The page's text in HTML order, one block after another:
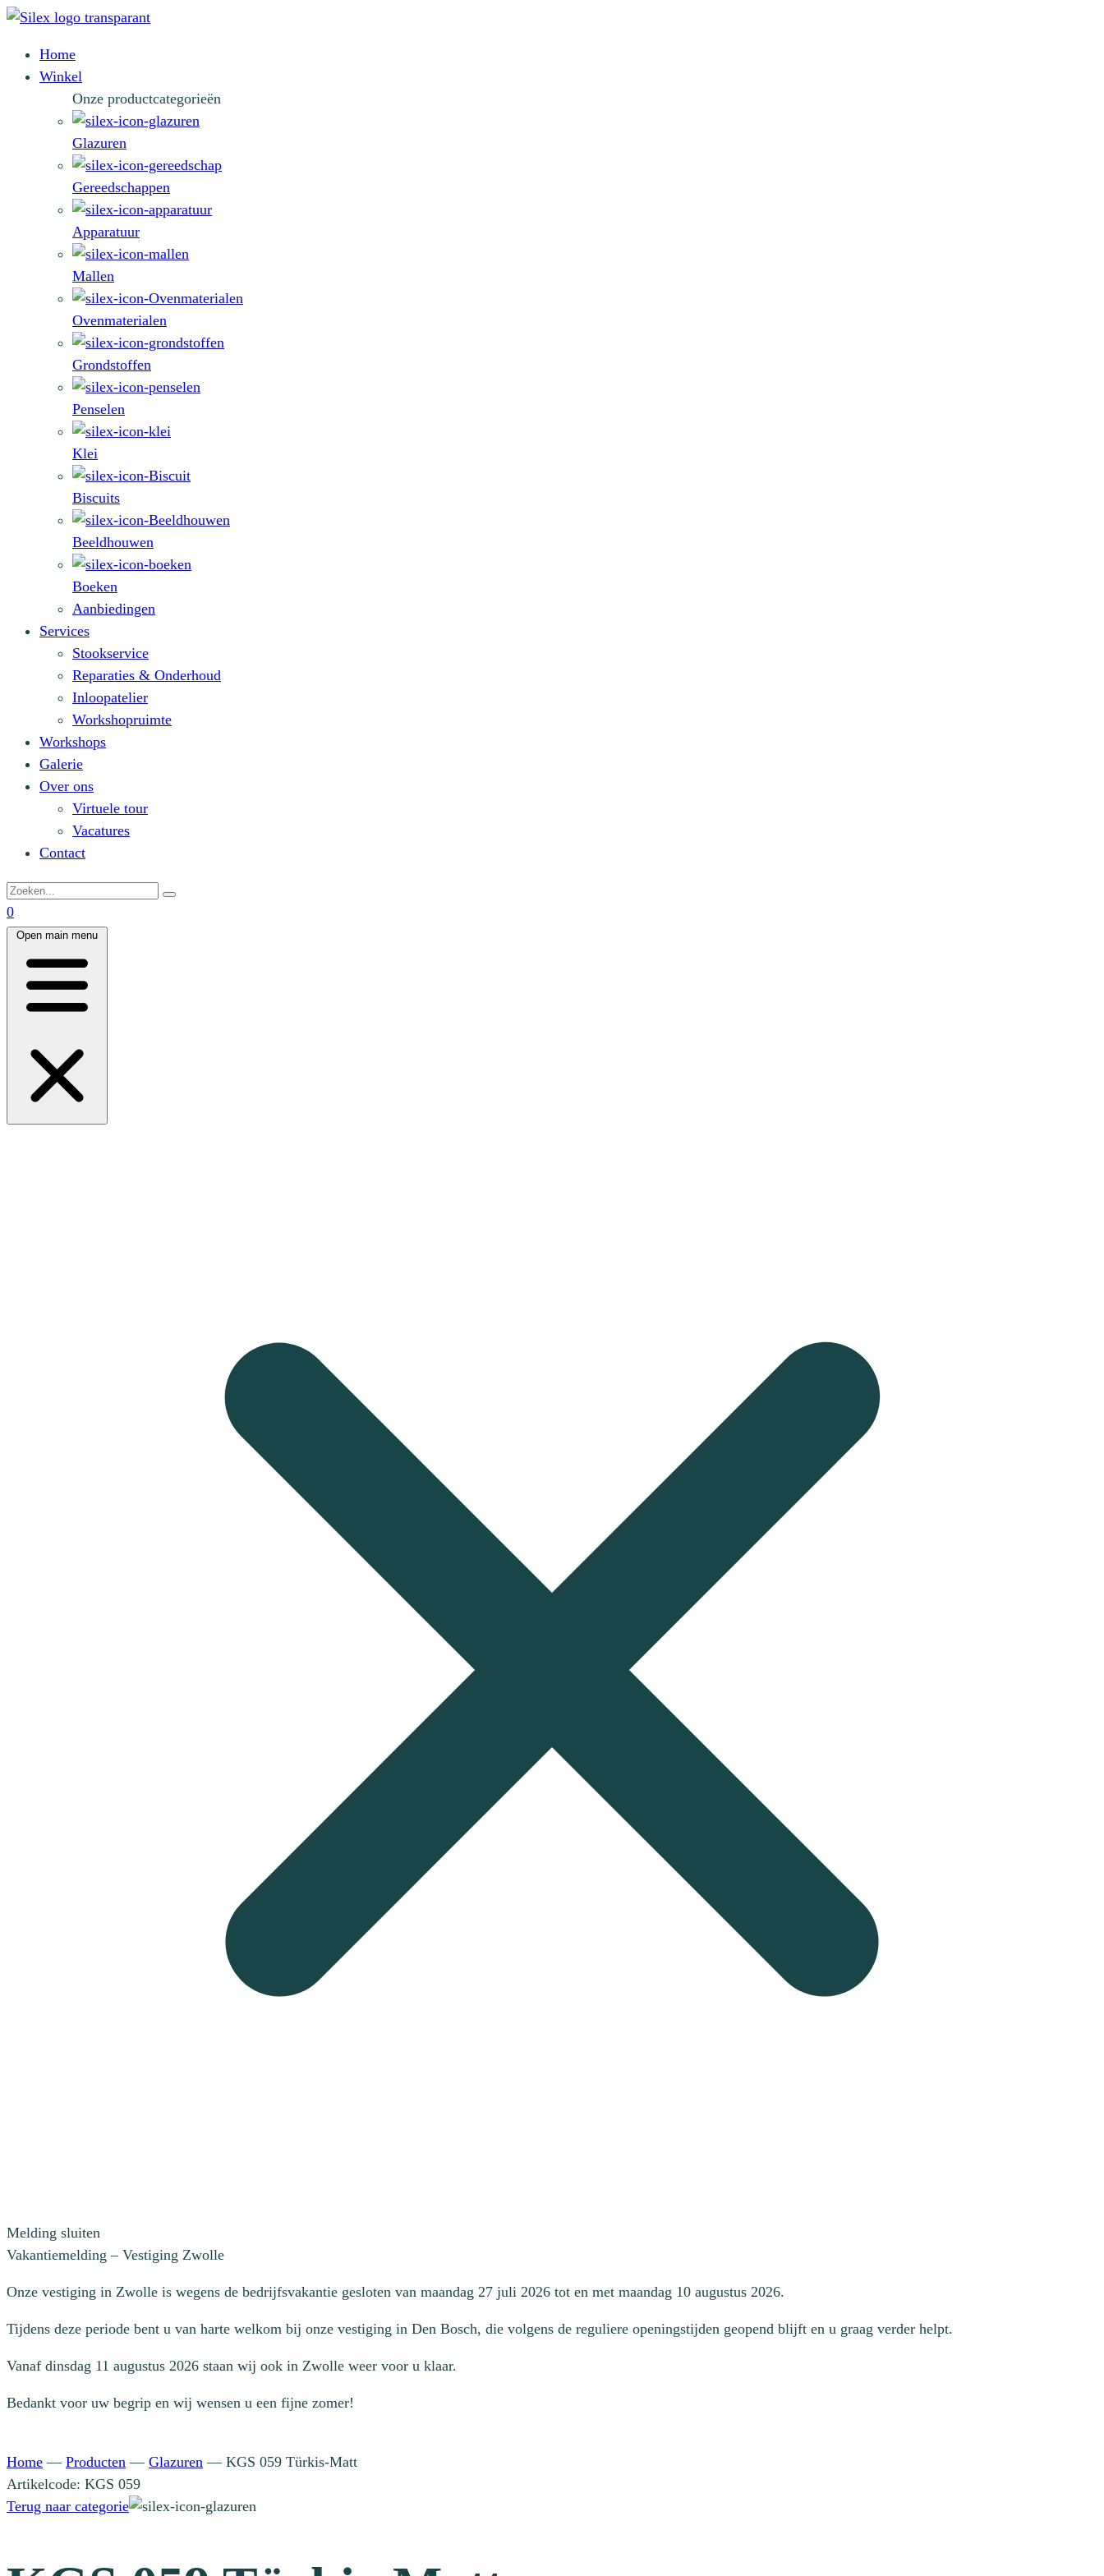
Home
Winkel
Onze productcategorieën
Glazuren
Gereedschappen
Apparatuur
Mallen
Ovenmaterialen
Grondstoffen
Penselen
Klei
Biscuits
Beeldhouwen
Boeken
Aanbiedingen
Services
Stookservice
Reparaties & Onderhoud
Inloopatelier
Workshopruimte
Workshops
Galerie
Over ons
Virtuele tour
Vacatures
Contact
0
Open main menu
Melding sluiten
Vakantiemelding – Vestiging Zwolle
Onze vestiging in Zwolle is wegens de bedrijfsvakantie gesloten van maandag 27 juli 2026 tot en met maandag 10 augustus 2026.
Tijdens deze periode bent u van harte welkom bij onze vestiging in Den Bosch, die volgens de reguliere openingstijden geopend blijft en u graag verder helpt.
Vanaf dinsdag 11 augustus 2026 staan wij ook in Zwolle weer voor u klaar.
Bedankt voor uw begrip en wij wensen u een fijne zomer!
Home — Producten — Glazuren — KGS 059 Türkis-Matt
Artikelcode: KGS 059
Terug naar categorie